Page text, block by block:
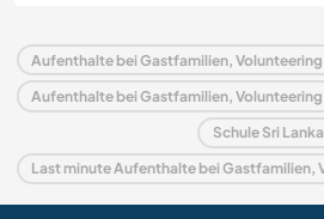
Schule Sri Lanka